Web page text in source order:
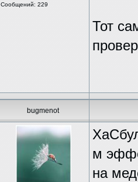
Сообщений: 229
Тот
bugmenot
м
на